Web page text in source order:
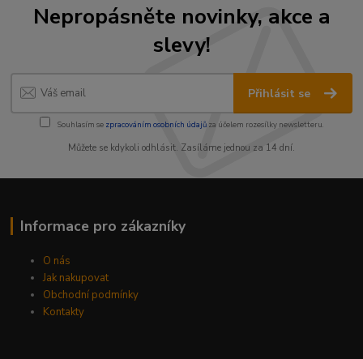
Nepropásněte novinky, akce a
slevy!
Přihlásit se
Souhlasím se zpracováním osobních údajůza účelem rozesílky newsletteru.
Můžete se kdykoli odhlásit. Zasíláme jednou za 14 dní.
Informace pro zákazníky
O nás
Jak nakupovat
Obchodní podmínky
Kontakty